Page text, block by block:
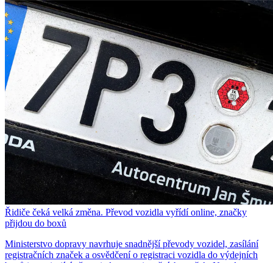
Řidiče čeká velká změna. Převod vozidla vyřídí online, značky
přijdou do boxů
Ministerstvo dopravy navrhuje snadnější převody vozidel, zasílání
registračních značek a osvědčení o registraci vozidla do výdejních